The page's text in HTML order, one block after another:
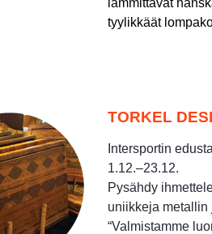
lämmittävät
tyylikkäät
TORKEL
Intersportin
1.12.–23.12.
Pysähdy
uniikkeja metallin
“Valmistamme